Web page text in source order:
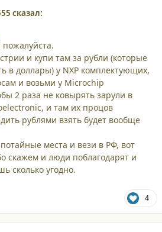
сказал:
и купи там за рубли (которые
в доллары) у NXP комплектующих,
и возьми у Microchip
2 раза не ковырять зарули в
и там их процов
рублями взять будет вообще
места и вези в РФ, вот
скажем и люди поблагодарят и
сколько угодно.
4